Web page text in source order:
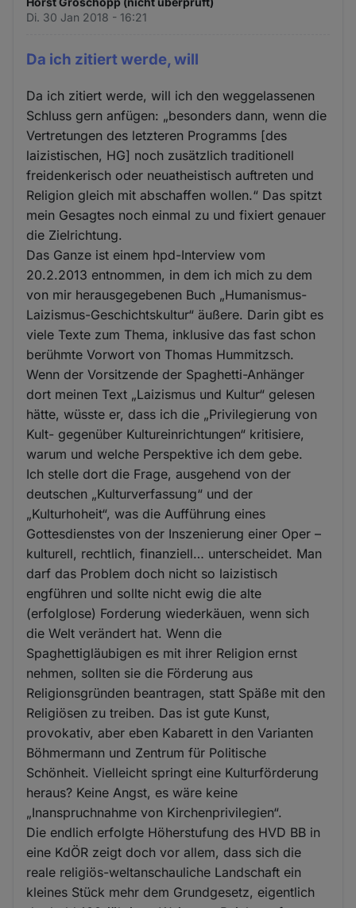
Di. 30 Jan 2018 - 16:21
Da ich zitiert werde, will
Da ich zitiert werde, will ich den weggelassenen
Schluss gern anfügen: „besonders dann, wenn die
Vertretungen des letzteren Programms [des
laizistischen, HG] noch zusätzlich traditionell
freidenkerisch oder neuatheistisch auftreten und
Religion gleich mit abschaffen wollen.“ Das spitzt
mein Gesagtes noch einmal zu und fixiert genauer
die Zielrichtung.
Das Ganze ist einem hpd-Interview vom
20.2.2013 entnommen, in dem ich mich zu dem
von mir herausgegebenen Buch „Humanismus-
Laizismus-Geschichtskultur“ äußere. Darin gibt es
viele Texte zum Thema, inklusive das fast schon
berühmte Vorwort von Thomas Hummitzsch.
Wenn der Vorsitzende der Spaghetti-Anhänger
dort meinen Text „Laizismus und Kultur“ gelesen
hätte, wüsste er, dass ich die „Privilegierung von
Kult- gegenüber Kultureinrichtungen“ kritisiere,
warum und welche Perspektive ich dem gebe.
Ich stelle dort die Frage, ausgehend von der
deutschen „Kulturverfassung“ und der
„Kulturhoheit“, was die Aufführung eines
Gottesdienstes von der Inszenierung einer Oper –
kulturell, rechtlich, finanziell… unterscheidet. Man
darf das Problem doch nicht so laizistisch
engführen und sollte nicht ewig die alte
(erfolglose) Forderung wiederkäuen, wenn sich
die Welt verändert hat. Wenn die
Spaghettigläubigen es mit ihrer Religion ernst
nehmen, sollten sie die Förderung aus
Religionsgründen beantragen, statt Späße mit den
Religiösen zu treiben. Das ist gute Kunst,
provokativ, aber eben Kabarett in den Varianten
Böhmermann und Zentrum für Politische
Schönheit. Vielleicht springt eine Kulturförderung
heraus? Keine Angst, es wäre keine
„Inanspruchnahme von Kirchenprivilegien“.
Die endlich erfolgte Höherstufung des HVD BB in
eine KdÖR zeigt doch vor allem, dass sich die
reale religiös-weltanschauliche Landschaft ein
kleines Stück mehr dem Grundgesetz, eigentlich